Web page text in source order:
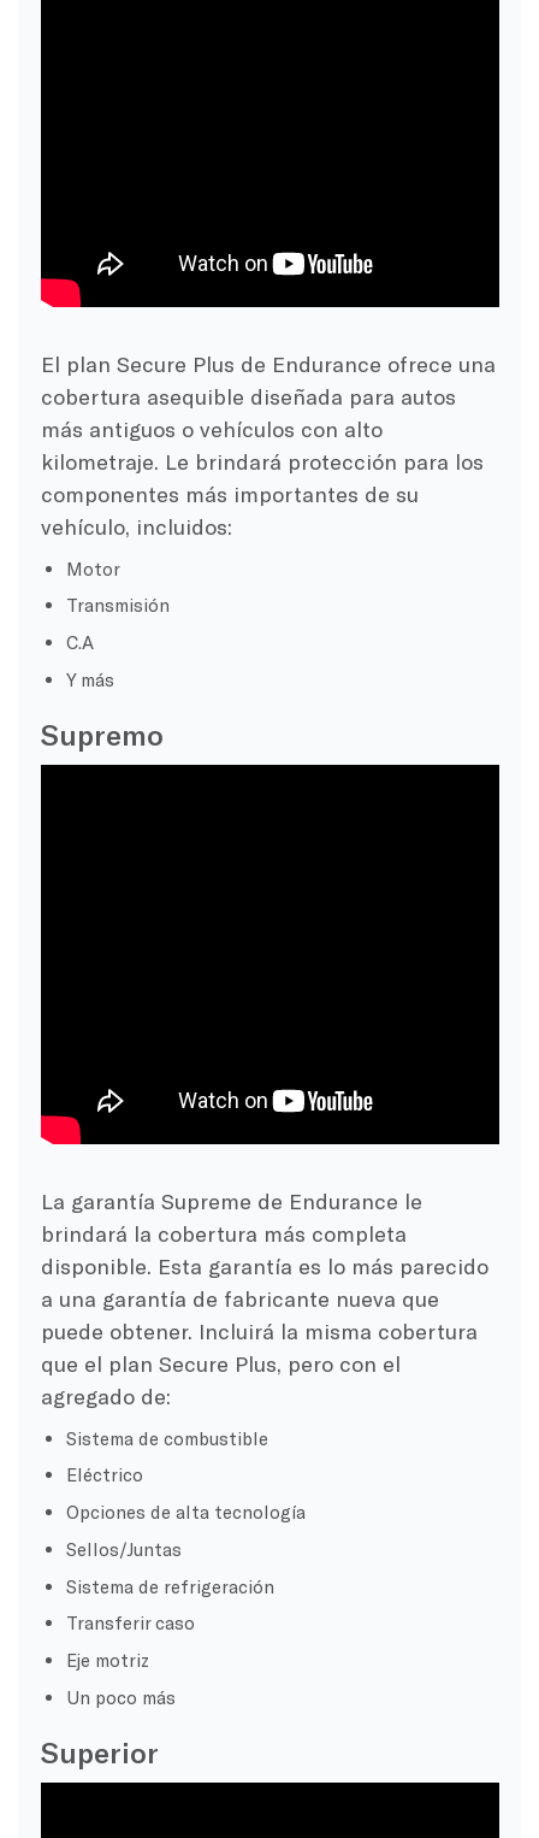
El plan Secure Plus de Endurance ofrece una
cobertura asequible diseñada para autos
más antiguos o vehículos con alto
kilometraje. Le brindará protección para los
componentes más importantes de su
vehículo, incluidos:
Motor
Transmisión
C.A
Y más
Supremo
La garantía Supreme de Endurance le
brindará la cobertura más completa
disponible. Esta garantía es lo más parecido
a una garantía de fabricante nueva que
puede obtener. Incluirá la misma cobertura
que el plan Secure Plus, pero con el
agregado de:
Sistema de combustible
Eléctrico
Opciones de alta tecnología
Sellos/Juntas
Sistema de refrigeración
Transferir caso
Eje motriz
Un poco más
Superior